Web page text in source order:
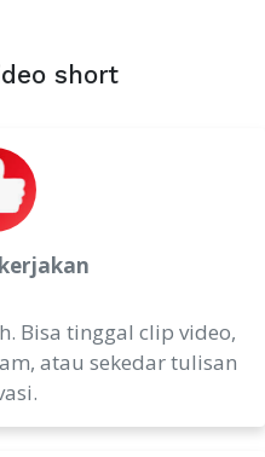
short
Bisa tinggal clip video,
atau sekedar tulisan